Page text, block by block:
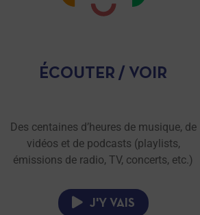
ÉCOUTER / VOIR
Des centaines d’heures de musique, de
vidéos et de podcasts (playlists,
émissions de radio, TV, concerts, etc.)
J'Y VAIS